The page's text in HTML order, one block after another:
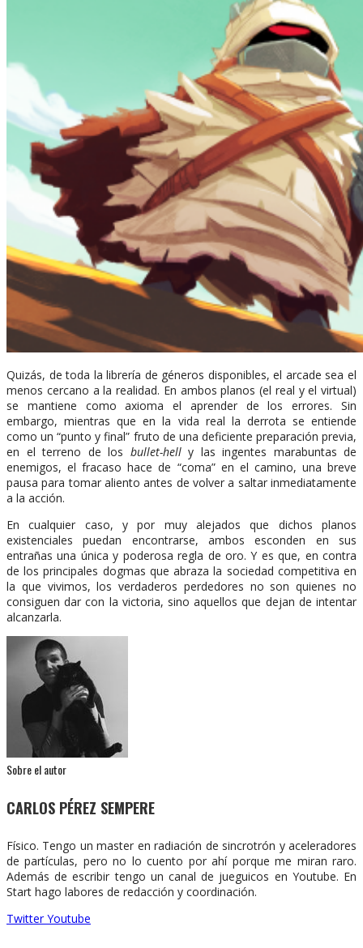
Quizás, de toda la librería de géneros disponibles, el arcade sea el
menos cercano a la realidad. En ambos planos (el real y el virtual)
se mantiene como axioma el aprender de los errores. Sin
embargo, mientras que en la vida real la derrota se entiende
como un “punto y final” fruto de una deficiente preparación previa,
en el terreno de los bullet-helly las ingentes marabuntas de
enemigos, el fracaso hace de “coma” en el camino, una breve
pausa para tomar aliento antes de volver a saltar inmediatamente
a la acción.
En cualquier caso, y por muy alejados que dichos planos
existenciales puedan encontrarse, ambos esconden en sus
entrañas una única y poderosa regla de oro. Y es que, en contra
de los principales dogmas que abraza la sociedad competitiva en
la que vivimos, los verdaderos perdedores no son quienes no
consiguen dar con la victoria, sino aquellos que dejan de intentar
alcanzarla.
Sobre el autor
CARLOS PÉREZ SEMPERE
Físico. Tengo un master en radiación de sincrotrón y aceleradores
de partículas, pero no lo cuento por ahí porque me miran raro.
Además de escribir tengo un canal de jueguicos en Youtube. En
Start hago labores de redacción y coordinación.
Twitter Youtube